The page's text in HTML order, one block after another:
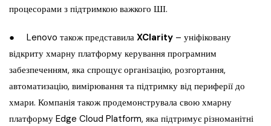
процесорами з підтримкою важкого ШІ.
● Lenovo також представила XClarity – уніфіковану
відкриту хмарну платформу керування програмним
забезпеченням, яка спрощує організацію, розгортання,
автоматизацію, вимірювання та підтримку від периферії до
хмари. Компанія також продемонструвала свою хмарну
платформу Edge Cloud Platform, яка підтримує різноманітні